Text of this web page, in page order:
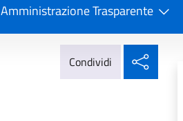
Amministrazione Trasparente
Condividi